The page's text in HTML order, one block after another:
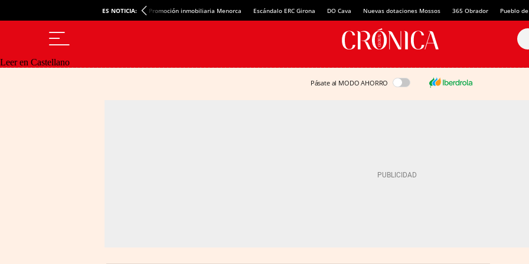
ES NOTICIA: Promoción inmobiliaria Menorca Escándalo ERC Girona DO Cava Nuevas dotaciones Mossos 365 Obrador Pueblo
Leer en Castellano
Pásate al MODO AHORRO